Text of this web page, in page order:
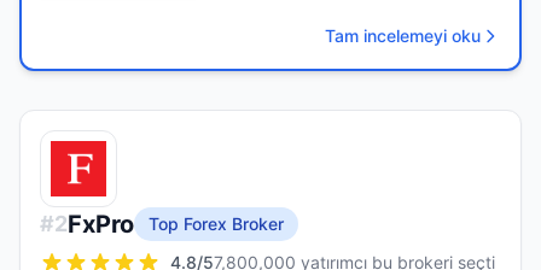
Tam incelemeyi oku
#2FxPro
Top Forex Broker
4.8/57,800,000 yatırımcı bu brokeri seçti